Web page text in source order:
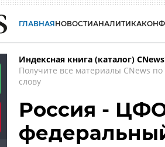
ГЛАВНАЯНОВОСТИАНАЛИТИКА
Индексная книга (каталог) CNews
Получите все материалы CNews
слову
Россия -